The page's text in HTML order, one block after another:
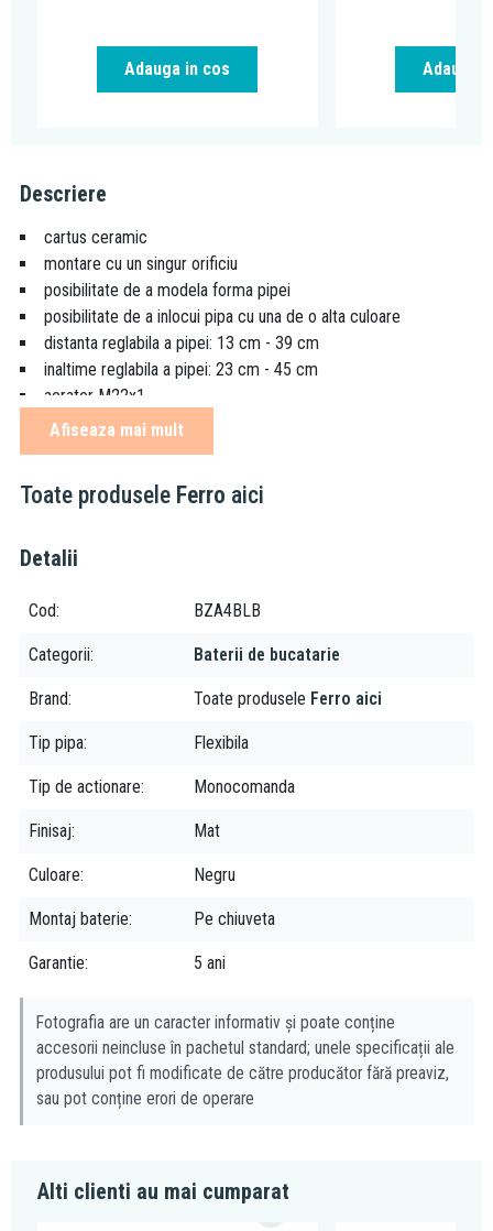
Adauga in cos Adauga
Descriere
cartus ceramic
montare cu un singur orificiu
posibilitate de a modela forma pipei
posibilitate de a inlocui pipa cu una de o alta culoare
distanta reglabila a pipei: 13 cm - 39 cm
inaltime reglabila a pipei: 23 cm - 45 cm
aerator M22x1
conectare D3/8” – M10x1
Ferro este una dintre cele mai puternice companii producatoare
sud-estul Europei. Fiind prezenta pe piata de mai bine de 20 de
ani, grupul Ferro isi asigura locul prin faptul ca produsele lor
vizeaza o calitate excelenta, la preturi accesibile tuturor.
Afiseaza mai mult
Toate produsele Ferro aici
Detalii
Cod BZA4BLB
Categorii Baterii de bucatarie
Brand Toate produsele Ferro aici
Tip pipa Flexibila
Tip de actionare Monocomanda
Finisaj Mat
Culoare Negru
Montaj baterie Pe chiuveta
Garantie 5 ani
Fotografia are un caracter informativ și poate conține
accesorii neincluse în pachetul standard; unele specificații ale
produsului pot fi modificate de către producător fără preaviz,
sau pot conține erori de operare
Alti clienti au mai cumparat